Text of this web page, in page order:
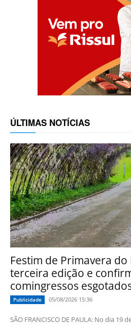
ÚLTIMAS NOTÍCIAS
Festim de Primavera
terceira edição e
comingressos
Publicidade 05/08/2026 15:36
SÃO FRANCISCO DE PAULA: No dia 19